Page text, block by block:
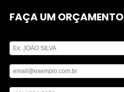
FAÇA UM ORÇAMENTO